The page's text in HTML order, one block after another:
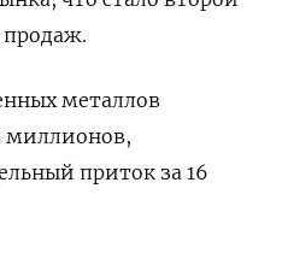
продаж.
металлов
миллионов,
приток за 16